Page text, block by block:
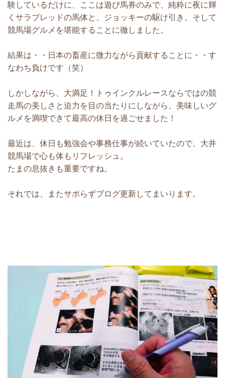
験しているだけに、ここは遊び馬券のみで、純粋に夜に輝
くサラブレッドの馬体と、ジョッキーの駆け引き、そして
競馬場グルメを堪能することに徹しました。
結果は・・日本の畜産に微力ながら貢献することに・・す
なわち負けです（笑）
しかしながら、大満足！トゥインクルレースならではの競
走馬の美しさと迫力を目の当たりにしながら、美味しいグ
ルメを満喫できて最高の休日を過ごせました！
最近は、休日も勉強会や事務仕事が続いていたので、大井
競馬場で心も体もリフレッシュ。
たまの息抜きも重要ですね。
それでは、またサボらずブログ更新してまいります。